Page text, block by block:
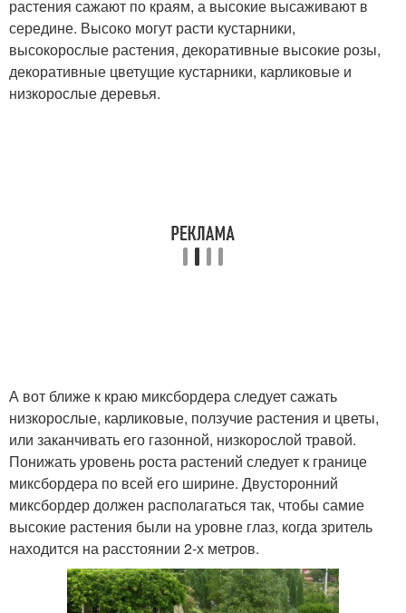
растения сажают по краям, а высокие высаживают в
середине. Высоко могут расти кустарники,
высокорослые растения, декоративные высокие розы,
декоративные цветущие кустарники, карликовые и
низкорослые деревья.
А вот ближе к краю миксбордера следует сажать
низкорослые, карликовые, ползучие растения и цветы,
или заканчивать его газонной, низкорослой травой.
Понижать уровень роста растений следует к границе
миксбордера по всей его ширине. Двусторонний
миксбордер должен располагаться так, чтобы самие
высокие растения были на уровне глаз, когда зритель
находится на расстоянии 2-х метров.